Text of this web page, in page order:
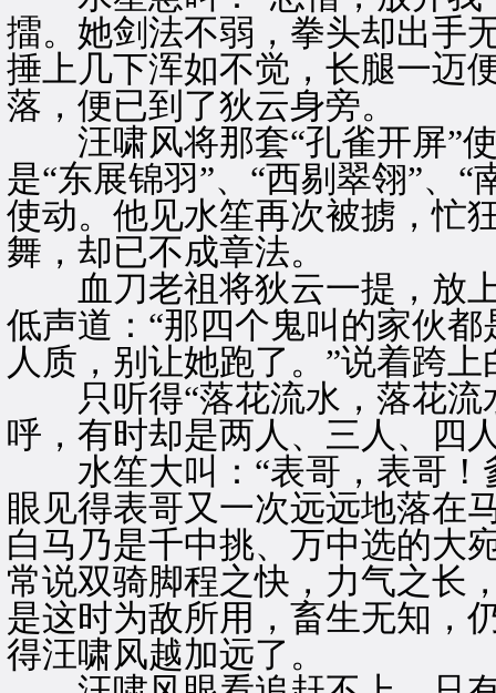
擂。她剑法不弱，拳头却出手
捶上几下浑如不觉，长腿一迈
落，便已到了狄云身旁。
汪啸风将那套“孔雀开屏”使
是“东展锦羽”、“西剔翠翎”、
使动。他见水笙再次被掳，忙
舞，却已不成章法。
血刀老祖将狄云一提，放上
低声道：“那四个鬼叫的家伙
人质，别让她跑了。”说着跨
只听得“落花流水，落花流
呼，有时却是两人、三人、四
水笙大叫：“表哥，表哥！
眼见得表哥又一次远远地落在
白马乃是千中挑、万中选的大
常说双骑脚程之快，力气之长
是这时为敌所用，畜生无知，
得汪啸风越加远了。